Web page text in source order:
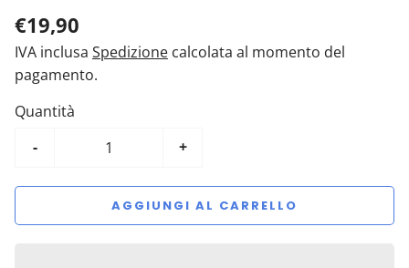
€19,90
IVA inclusa Spedizione calcolata al momento del
pagamento.
Quantità
-
+
AGGIUNGI AL CARRELLO